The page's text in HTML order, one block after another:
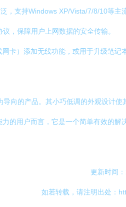
，支持Windows XP/Vista/7/8/10等
，保障用户上网数据的安全传输。
卡）添加无线功能，或用于升级笔记
向的产品。其小巧低调的外观设计
的用户而言，它是一个简单有效的
更新时间
如若转载，请注明出处：